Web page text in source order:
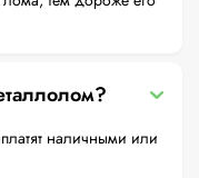
наличными или